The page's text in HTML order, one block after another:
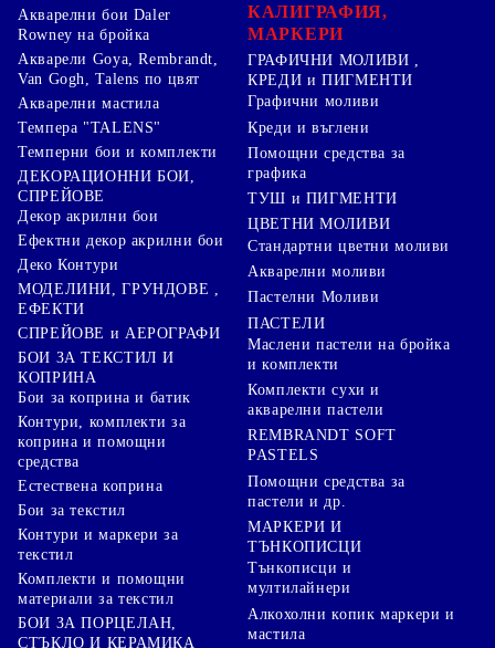
Акварелни бои Daler
Rowney на бройка
Акварели Goya, Rembrandt,
Van Gogh, Talens по цвят
Акварелни мастила
Темпера "TALENS"
Темперни бои и комплекти
ДЕКОРАЦИОННИ БОИ,
СПРЕЙОВЕ
Декор акрилни бои
Ефектни декор акрилни бои
Деко Контури
МОДЕЛИНИ, ГРУНДОВЕ ,
ЕФЕКТИ
СПРЕЙОВЕ и АЕРОГРАФИ
БОИ ЗА ТЕКСТИЛ И
КОПРИНА
Бои за коприна и батик
Контури, комплекти за
коприна и помощни
средства
Естествена коприна
Бои за текстил
Контури и маркери за
текстил
Комплекти и помощни
материали за текстил
БОИ ЗА ПОРЦЕЛАН,
СТЪКЛО И КЕРАМИКА
КАЛИГРАФИЯ,
МАРКЕРИ
ГРАФИЧНИ МОЛИВИ ,
КРЕДИ и ПИГМЕНТИ
Графични моливи
Креди и въглени
Помощни средства за
графика
ТУШ и ПИГМЕНТИ
ЦВЕТНИ МОЛИВИ
Стандартни цветни моливи
Акварелни моливи
Пастелни Моливи
ПАСТЕЛИ
Маслени пастели на бройка
и комплекти
Комплекти сухи и
акварелни пастели
REMBRANDT SOFT
PASTELS
Помощни средства за
пастели и др.
МАРКЕРИ И
ТЪНКОПИСЦИ
Тънкописци и
мултилайнери
Алкохолни копик маркери и
мастила